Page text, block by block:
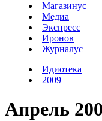
Магазинус
Медиа
Экспресс
Иронов
Журналус
Идиотека
2009
Апрель